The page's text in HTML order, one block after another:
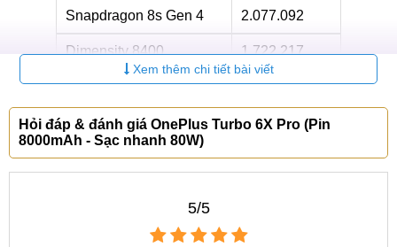
Snapdragon 8s Gen 4 2.077.092
Dimensity 8400 1.722.217
Dimensity 7400 SUPER 1.059.392
Snapdragon 7s Gen 3 825.182
Dimensity 6400 605.000
nhịp tối đa 2.6GHz và GPU Mali-G615 MP2 đã được cải tiến
đáng kể so với thế hệ chip trước (Dimensity 7300), mang lại
Xem thêm chi tiết bài viết
Hỏi đáp & đánh giá OnePlus Turbo 6X Pro (Pin
8000mAh - Sạc nhanh 80W)
5/5